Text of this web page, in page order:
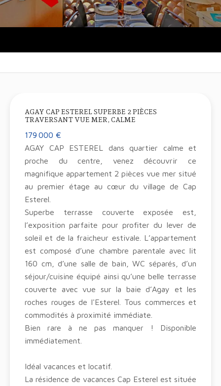
AGAY CAP ESTEREL SUPERBE 2 PIÈCES
TRAVERSANT VUE MER, CALME
179 000 €
AGAY CAP ESTEREL dans quartier calme et
proche du centre, venez découvrir ce
magnifique appartement 2 pièces vue mer situé
au premier étage au cœur du village de Cap
Esterel.
Superbe terrasse couverte exposée est,
l’exposition parfaite pour profiter du lever de
soleil et de la fraicheur estivale. L’appartement
est composé d’une chambre parentale avec lit
160 cm, d’une salle de bain, WC séparés, d’un
séjour/cuisine équipé ainsi qu’une belle terrasse
couverte avec vue sur la baie d’Agay et les
roches rouges de l'Esterel. Tous commerces et
commodités à proximité immédiate.
Bien rare à ne pas manquer ! Disponible
immédiatement.
Idéal vacances et locatif.
La résidence de vacances Cap Esterel est située